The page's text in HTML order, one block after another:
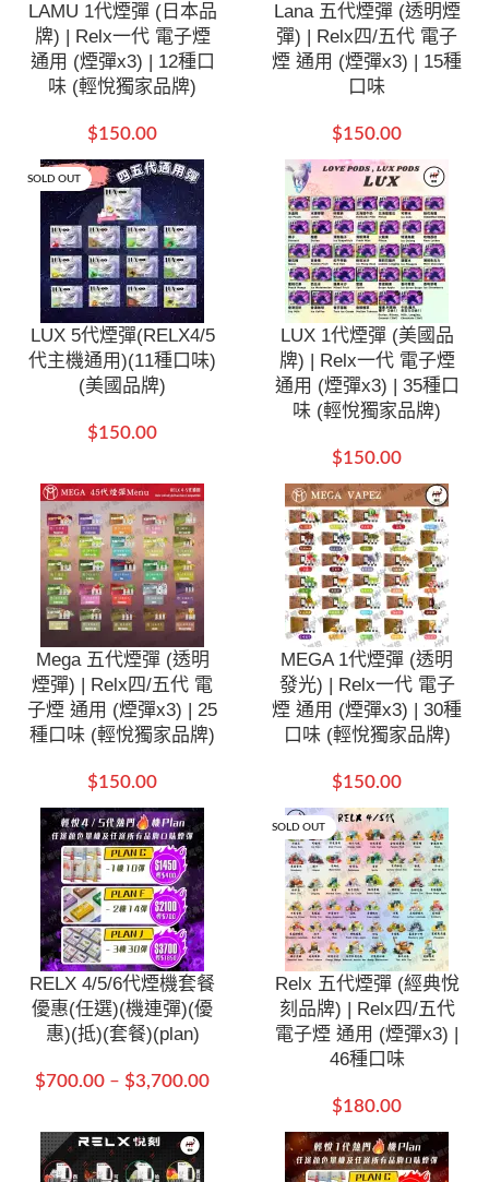
LAMU 1代煙彈 (日本品
牌) | Relx一代 電子煙
通用 (煙彈x3) | 12種口
味 (輕悅獨家品牌)
$150.00
Lana 五代煙彈 (透明煙
彈) | Relx四/五代 電子
煙 通用 (煙彈x3) | 15種
口味
$150.00
SOLD OUT
LUX 5代煙彈(RELX4/5
代主機通用)(11種口味)
(美國品牌)
$150.00
LUX 1代煙彈 (美國品
牌) | Relx一代 電子煙
通用 (煙彈x3) | 35種口
味 (輕悅獨家品牌)
$150.00
Mega 五代煙彈 (透明
煙彈) | Relx四/五代 電
子煙 通用 (煙彈x3) | 25
種口味 (輕悅獨家品牌)
$150.00
MEGA 1代煙彈 (透明
發光) | Relx一代 電子
煙 通用 (煙彈x3) | 30種
口味 (輕悅獨家品牌)
$150.00
RELX 4/5/6代煙機套餐
優惠(任選)(機連彈)(優
惠)(抵)(套餐)(plan)
$700.00 – $3,700.00
SOLD OUT
Relx 五代煙彈 (經典悅
刻品牌) | Relx四/五代
電子煙 通用 (煙彈x3) |
46種口味
$180.00